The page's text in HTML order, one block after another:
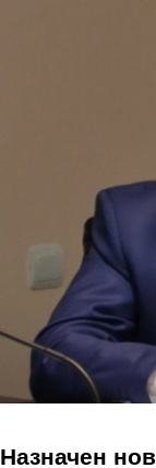
Назначен